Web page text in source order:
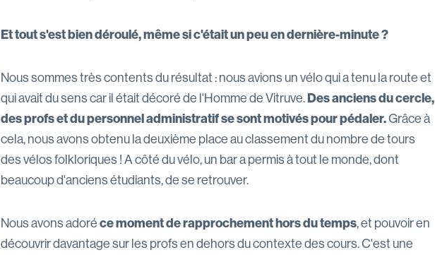
Et tout s'est bien déroulé, même si c'était un peu en dernière-minute ?
Nous sommes très contents du résultat : nous avions un vélo qui a tenu la route et
qui avait du sens car il était décoré de l'Homme de Vitruve.Des anciens du cercle,
des profs et du personnel administratif se sont motivés pour pédaler.Grâce à
cela, nous avons obtenu la deuxième place au classement du nombre de tours
des vélos folkloriques ! A côté du vélo, un bar a permis à tout le monde, dont
beaucoup d'anciens étudiants, de se retrouver.
Nous avons adoréce moment de rapprochement hors du temps, et pouvoir en
découvrir davantage sur les profs en dehors du contexte des cours. C'est une